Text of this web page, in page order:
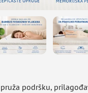
podršku,